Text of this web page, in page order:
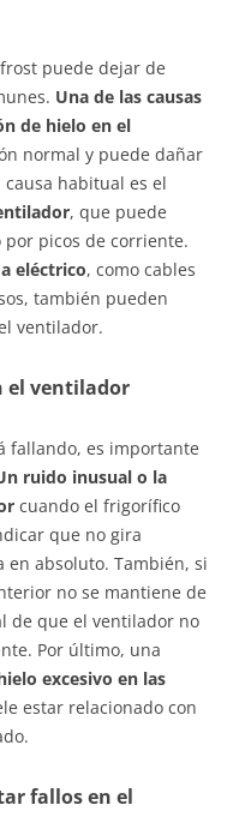
puede dejar de
Una de las causas
de hielo en el
normal y puede dañar
habitual es el
, que puede
picos de corriente.
eléctrico, como cables
también pueden
ventilador.
el ventilador
fallando, es importante
ruido inusual o la
cuando el frigorífico
que no gira
absoluto. También, si
no se mantiene de
de que el ventilador no
Por último, una
excesivo en las
estar relacionado con
fallos en el